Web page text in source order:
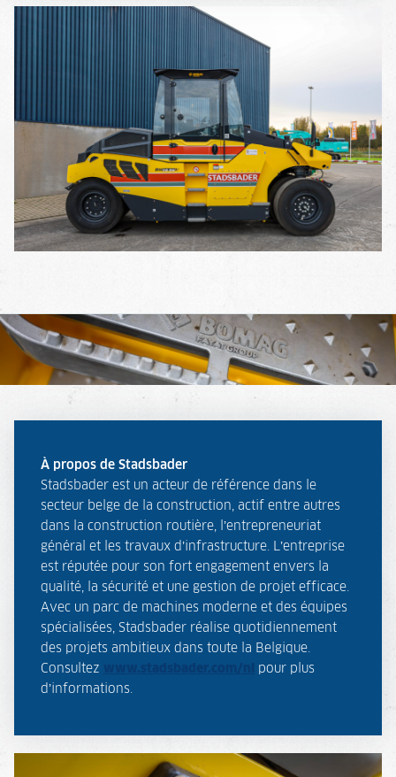
À propos de Stadsbader
Stadsbader est un acteur de référence dans le
secteur belge de la construction, actif entre autres
dans la construction routière, l’entrepreneuriat
général et les travaux d’infrastructure. L’entreprise
est réputée pour son fort engagement envers la
qualité, la sécurité et une gestion de projet efficace.
Avec un parc de machines moderne et des équipes
spécialisées, Stadsbader réalise quotidiennement
des projets ambitieux dans toute la Belgique.
Consultez
pour plus
d’informations.